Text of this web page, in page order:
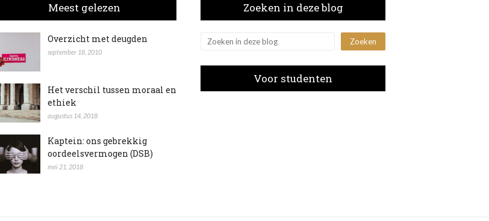
Meest gelezen
Overzicht met deugden
september 18, 2010
Het verschil tussen moraal en
ethiek
augustus 14, 2018
Kaptein: ons gebrekkig
oordeelsvermogen (DSB)
mei 21, 2018
Zoeken in deze blog
Voor studenten